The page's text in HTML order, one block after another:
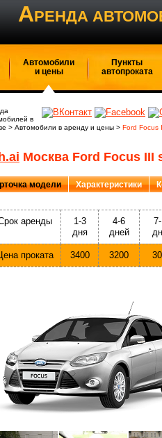
АРЕНДА
Автомобили
и цены
Пункты
автопроката
в
> Автомобили в аренду и цены > Ford Focus
Москва Ford Focus III
модели Характеристики
аренды
1-3
дня
4-6
дней
проката 3400 3200